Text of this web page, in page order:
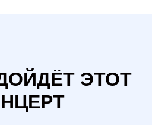
ЭТОТ